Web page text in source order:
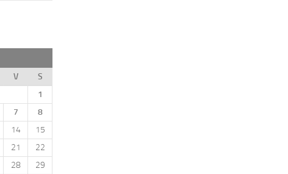
V
S
1
7
8
14
15
21
22
28
29